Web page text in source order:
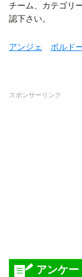
チーム、カテゴリ
認下さい。
アンジェ ボルド
スポンサーリンク
アンケー